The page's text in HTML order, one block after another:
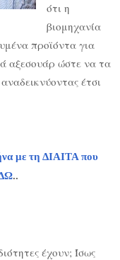
ότι η
βιομηχανία
προϊόντα για
αξεσουάρ ώστε να τα
έτσι
με τη ΔΙΑΙΤΑ που
..
έχουν; Ίσως